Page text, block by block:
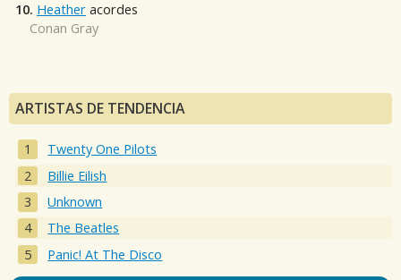
10. Heather acordes
Conan Gray
ARTISTAS DE TENDENCIA
Twenty One Pilots
Billie Eilish
Unknown
The Beatles
Panic! At The Disco